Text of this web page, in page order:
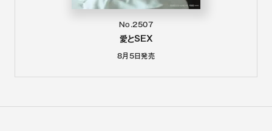
No.2507
愛とSEX
8月5日発売